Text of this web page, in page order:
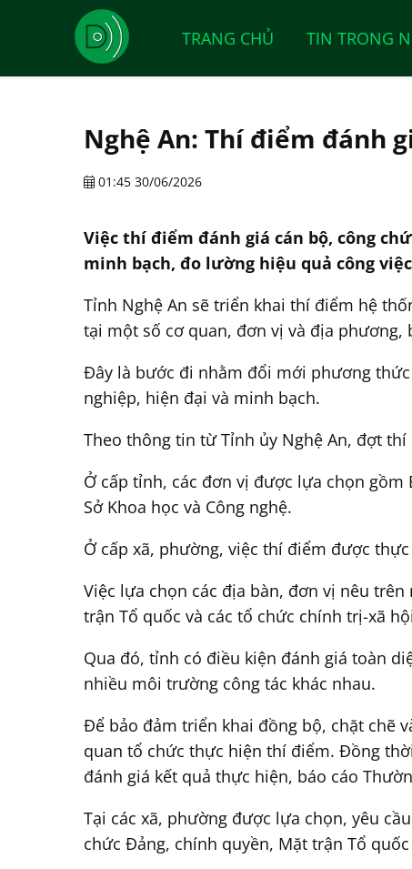
TRANG CHỦ TIN TRONG
Nghệ An: Thí điểm đánh
01:45 30/06/2026
Việc thí điểm đánh giá cán bộ, công
minh bạch, đo lường hiệu quả công
Tỉnh Nghệ An sẽ triển khai thí điểm hệ
tại một số cơ quan, đơn vị và địa phương,
Đây là bước đi nhằm đổi mới phương
nghiệp, hiện đại và minh bạch.
Theo thông tin từ Tỉnh ủy Nghệ An, đợt
Ở cấp tỉnh, các đơn vị được lựa chọn gồm
Sở Khoa học và Công nghệ.
Ở cấp xã, phường, việc thí điểm được
Việc lựa chọn các địa bàn, đơn vị nêu
trận Tổ quốc và các tổ chức chính trị-xã
Qua đó, tỉnh có điều kiện đánh giá toàn
nhiều môi trường công tác khác nhau.
Để bảo đảm triển khai đồng bộ, chặt chẽ
quan tổ chức thực hiện thí điểm. Đồng
đánh giá kết quả thực hiện, báo cáo
Tại các xã, phường được lựa chọn, yêu
chức Đảng, chính quyền, Mặt trận Tổ